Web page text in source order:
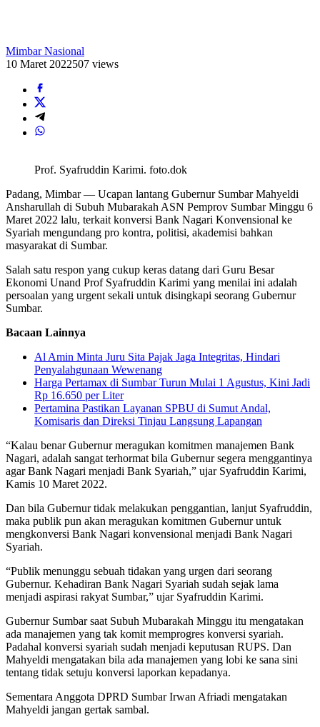
Mimbar Nasional
10 Maret 2022507 views
Prof. Syafruddin Karimi. foto.dok
Padang, Mimbar — Ucapan lantang Gubernur Sumbar Mahyeldi
Ansharullah di Subuh Mubarakah ASN Pemprov Sumbar Minggu 6
Maret 2022 lalu, terkait konversi Bank Nagari Konvensional ke
Syariah mengundang pro kontra, politisi, akademisi bahkan
masyarakat di Sumbar.
Salah satu respon yang cukup keras datang dari Guru Besar
Ekonomi Unand Prof Syafruddin Karimi yang menilai ini adalah
persoalan yang urgent sekali untuk disingkapi seorang Gubernur
Sumbar.
Bacaan Lainnya
Al Amin Minta Juru Sita Pajak Jaga Integritas, Hindari
Penyalahgunaan Wewenang
Harga Pertamax di Sumbar Turun Mulai 1 Agustus, Kini Jadi
Rp 16.650 per Liter
Pertamina Pastikan Layanan SPBU di Sumut Andal,
Komisaris dan Direksi Tinjau Langsung Lapangan
“Kalau benar Gubernur meragukan komitmen manajemen Bank
Nagari, adalah sangat terhormat bila Gubernur segera menggantinya
agar Bank Nagari menjadi Bank Syariah,” ujar Syafruddin Karimi,
Kamis 10 Maret 2022.
Dan bila Gubernur tidak melakukan penggantian, lanjut Syafruddin,
maka publik pun akan meragukan komitmen Gubernur untuk
mengkonversi Bank Nagari konvensional menjadi Bank Nagari
Syariah.
“Publik menunggu sebuah tidakan yang urgen dari seorang
Gubernur. Kehadiran Bank Nagari Syariah sudah sejak lama
menjadi aspirasi rakyat Sumbar,” ujar Syafruddin Karimi.
Gubernur Sumbar saat Subuh Mubarakah Minggu itu mengatakan
ada manajemen yang tak komit memprogres konversi syariah.
Padahal konversi syariah sudah menjadi keputusan RUPS. Dan
Mahyeldi mengatakan bila ada manajemen yang lobi ke sana sini
tentang tidak setuju konversi laporkan kepadanya.
Sementara Anggota DPRD Sumbar Irwan Afriadi mengatakan
Mahyeldi jangan gertak sambal.